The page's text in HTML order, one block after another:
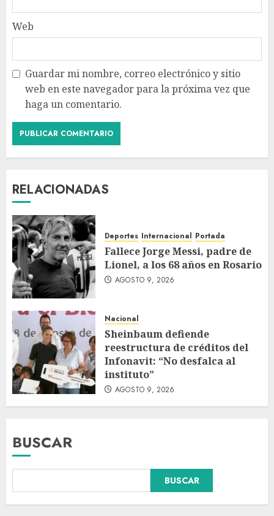
Web
Guardar mi nombre, correo electrónico y sitio
web en este navegador para la próxima vez que
haga un comentario.
RELACIONADAS
Deportes Internacional Portada
Fallece Jorge Messi, padre de
Lionel, a los 68 años en Rosario
AGOSTO 9, 2026
Nacional
Sheinbaum defiende
reestructura de créditos del
Infonavit: “No desfalca al
instituto”
AGOSTO 9, 2026
BUSCAR
BUSCAR
Sheinbaum decreta que la
Jornada de Reforestación sea
cada segundo domingo de
agosto